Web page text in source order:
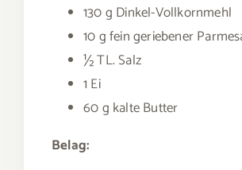
130 g Dinkel-Vollkornmehl
10 g fein geriebener
½ TL. Salz
1 Ei
60 g kalte Butter
Belag: